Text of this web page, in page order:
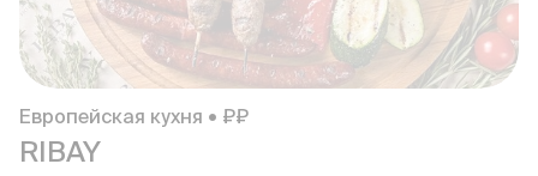
Европейская кухня • ₽₽
RIBAY